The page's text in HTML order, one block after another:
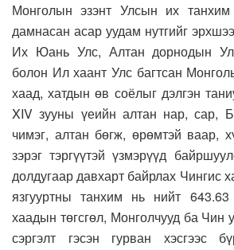
Монголын эзэнт Улсын их
дамнасан асар уудам нутгийг
Их Юань Улс, Алтан дорнодын
болон Ил хаант Улс багтсан
хаад, хатдын өв соёлыг дэлгэн
XIV зууны үеийн алтан нар, сар,
чимэг, алтан бөгж, өрөмтэй ваар,
зэрэг тэргүүтэй үзмэрүүд
долдугаар давхарт байрлах Чингис
язгууртны танхим нь нийт
хаадын төгсгөл, Монголчууд ба Чин
сэргэлт гэсэн гурван хэсгээс